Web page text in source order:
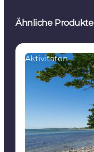
Ähnliche Produkte
Aktivitäten